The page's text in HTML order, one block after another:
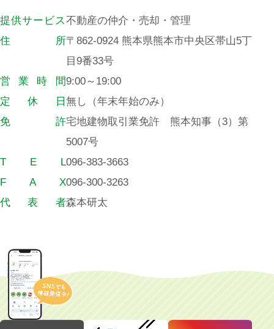
提供サー ビス不動産の仲介・売却・管理
住
所〒862-0924 熊本県熊本市中央区帯山5丁
目9番33号
営
業 時 間9:00～19:00
定
休 日 無し（年末年始のみ）
免
許宅地建物取引業免許 熊本知事（3）第
5007号
T
E L096-383-3663
F
A X096-300-3263
代
表 者森本研太